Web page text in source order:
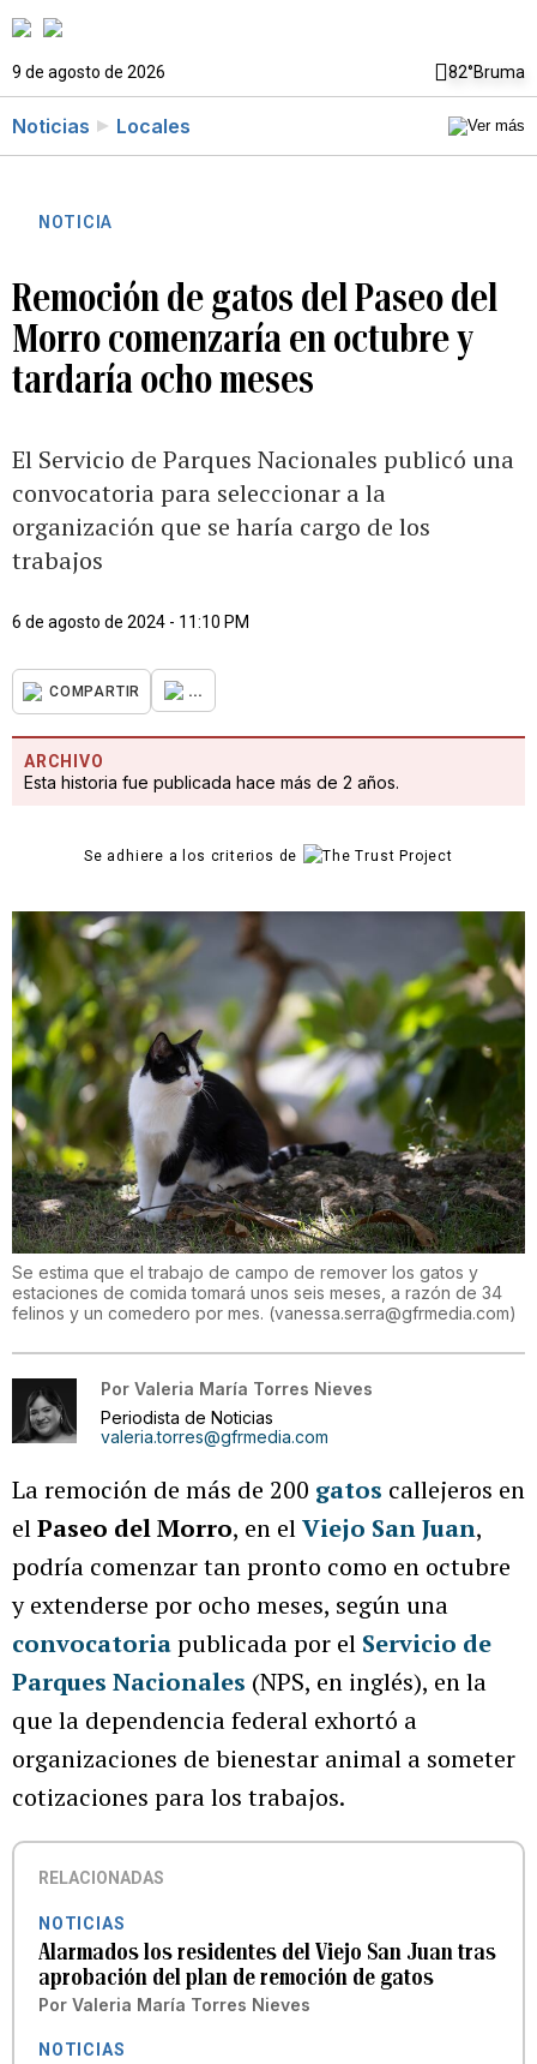
9 de agosto de 2026 82°Bruma
Noticias Locales
NOTICIA
Remoción de gatos del Paseo del
Morro comenzaría en octubre y
tardaría ocho meses
El Servicio de Parques Nacionales publicó una
convocatoria para seleccionar a la
organización que se haría cargo de los
trabajos
6 de agosto de 2024 - 11:10 PM
COMPARTIR ...
ARCHIVO
Esta historia fue publicada hace más de 2 años.
Se adhiere a los criterios de
Se estima que el trabajo de campo de remover los gatos y
estaciones de comida tomará unos seis meses, a razón de 34
felinos y un comedero por mes. (vanessa.serra@gfrmedia.com)
Por Valeria María Torres Nieves
Periodista de Noticias
valeria.torres@gfrmedia.com
La remoción de más de 200 gatos callejeros en
elPaseo del Morro, en elViejo San Juan,
podría comenzar tan pronto como en octubre
y extenderse por ocho meses, según una
convocatoriapublicada por el Servicio de
Parques Nacionales (NPS, en inglés), en la
que la dependencia federal exhortó a
organizaciones de bienestar animal a someter
cotizaciones para los trabajos.
RELACIONADAS
NOTICIAS
Alarmados los residentes del Viejo San Juan tras
aprobación del plan de remoción de gatos
Por Valeria María Torres Nieves
NOTICIAS